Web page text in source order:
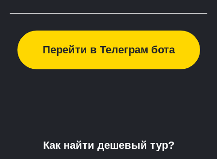
Перейти в Телеграм бота
Как найти дешевый тур?